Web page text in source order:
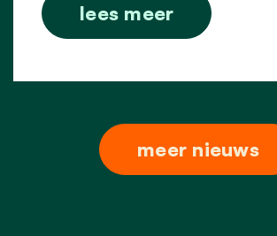
lees meer
meer nieuws